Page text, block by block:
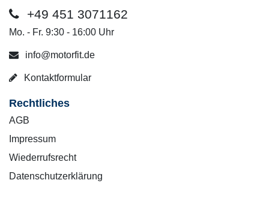
+49 451 3071162
Mo. - Fr. 9:30 - 16:00 Uhr
info@motorfit.de
Kontaktformular
Rechtliches
AGB
Impressum
Wiederrufsrecht
Datenschutzerklärung